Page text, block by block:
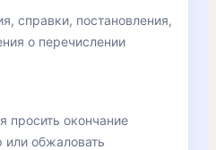
справки, постановления,
о перечислении
просить окончание
или обжаловать